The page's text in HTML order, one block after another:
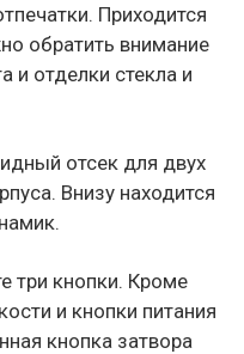
Приходится
обратить внимание
и отделки стекла и
отсек для двух
Внизу находится
три кнопки. Кроме
и кнопки питания
кнопка затвора